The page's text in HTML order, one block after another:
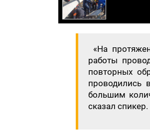
«На
работы
повторных
проводились
большим
сказал спикер.